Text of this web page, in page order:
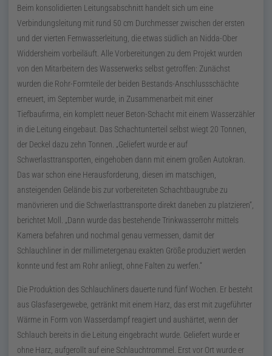
Beim konsolidierten Leitungsabschnitt handelt sich um eine
Verbindungsleitung mit rund 50 cm Durchmesser zwischen der ersten
und der vierten Fernwasserleitung, die etwas südlich an Nidda-Ober
Widdersheim vorbeiläuft. Alle Vorbereitungen zu dem Projekt wurden
von den Mitarbeitern des Wasserwerks selbst getroffen: Zunächst
wurden die Rohr-Formteile der beiden Bestands-Anschlussschächte
erneuert, im September wurde, in Zusammenarbeit mit einer
Tiefbaufirma, ein komplett neuer Beton-Schacht mit einem Wasserzähler
in die Leitung eingebaut. Das Schachtunterteil selbst wiegt 20 Tonnen,
der Deckel dazu zehn Tonnen. Geliefert wurde er auf
Schwerlasttransporten, eingehoben dann mit einem großen Autokran.
Das war schon eine Herausforderung, diesen im matschigen,
ansteigenden Gelände bis zur vorbereiteten Schachtbaugrube zu
manövrieren und die Schwerlasttransporte direkt daneben zu platzieren ,
berichtet Moll. Dann wurde das bestehende Trinkwasserrohr mittels
Kamera befahren und nochmal genau vermessen, damit der
Schlauchliner in der millimetergenau exakten Größe produziert werden
konnte und fest am Rohr anliegt, ohne Falten zu werfen.
Die Produktion des Schlauchliners dauerte rund fünf Wochen. Er besteht
aus Glasfasergewebe, getränkt mit einem Harz, das erst mit zugeführter
Wärme in Form von Wasserdampf reagiert und aushärtet, wenn der
Schlauch bereits in die Leitung eingebracht wurde. Geliefert wurde er
ohne Harz, aufgerollt auf eine Schlauchtrommel. Erst vor Ort wurde er